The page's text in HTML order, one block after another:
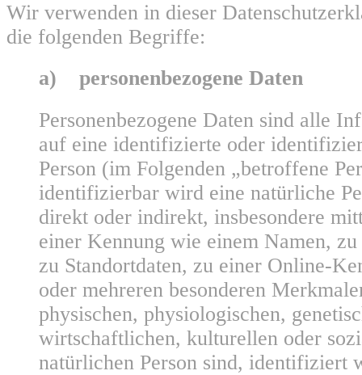
Wir verwenden in dieser
die folgenden Begriffe:
a) personenbezogene Daten
Personenbezogene Daten sind alle
auf eine identifizierte oder
Person (im Folgenden „betroffene
identifizierbar wird eine natürliche
direkt oder indirekt, insbesondere
einer Kennung wie einem Namen,
zu Standortdaten, zu einer Online-
oder mehreren besonderen
physischen, physiologischen,
wirtschaftlichen, kulturellen oder
natürlichen Person sind, identifiziert